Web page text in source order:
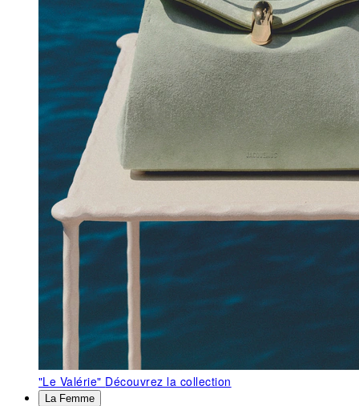
"Le Valérie" Découvrez la collection
La Femme